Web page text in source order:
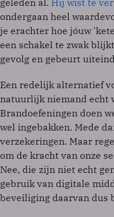
geleden al. Hij wist te
ondergaan heel
je erachter hoe jóuw
een schakel te zwak
gevolg en gebeurt
Een redelijk alternatief
natuurlijk niemand echt
Brandoefeningen doen
wel ingebakken. Mede
verzekeringen. Maar
om de kracht van onze
Nee, die zijn niet echt
gebruik van digitale
beveiliging daarvan dus